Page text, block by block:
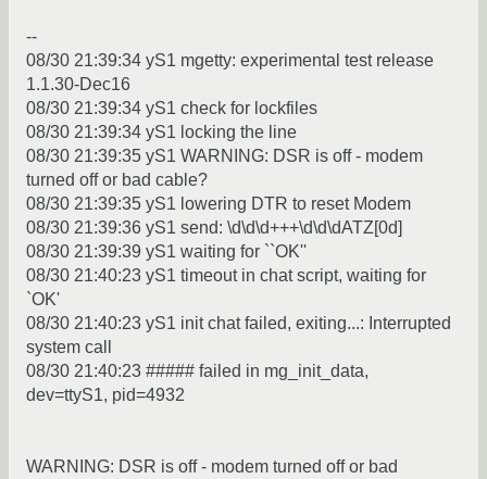
--
08/30 21:39:34 yS1 mgetty: experimental test release
1.1.30-Dec16
08/30 21:39:34 yS1 check for lockfiles
08/30 21:39:34 yS1 locking the line
08/30 21:39:35 yS1 WARNING: DSR is off - modem
turned off or bad cable?
08/30 21:39:35 yS1 lowering DTR to reset Modem
08/30 21:39:36 yS1 send: \d\d\d+++\d\d\dATZ[0d]
08/30 21:39:39 yS1 waiting for ``OK''
08/30 21:40:23 yS1 timeout in chat script, waiting for
`OK'
08/30 21:40:23 yS1 init chat failed, exiting...: Interrupted
system call
08/30 21:40:23 ##### failed in mg_init_data,
dev=ttyS1, pid=4932
WARNING: DSR is off - modem turned off or bad